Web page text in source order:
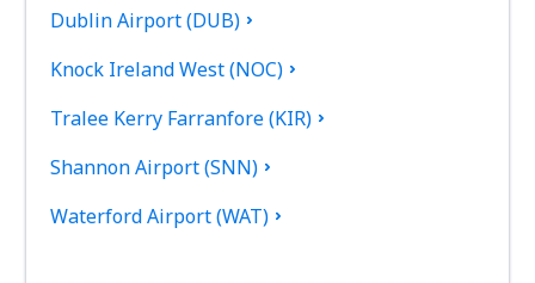
Dublin Airport (DUB)
Knock Ireland West (NOC)
Tralee Kerry Farranfore (KIR)
Shannon Airport (SNN)
Waterford Airport (WAT)